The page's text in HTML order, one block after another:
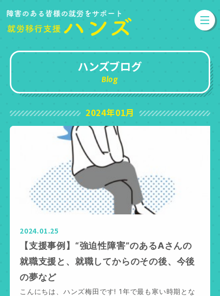
ハンズブログ
Blog
2024年01月
2024.01.25
【支援事例】“強迫性障害”のあるAさんの
就職支援と、就職してからのその後、今後
の夢など
こんにちは、ハンズ梅田です! 1年で最も寒い時期とな